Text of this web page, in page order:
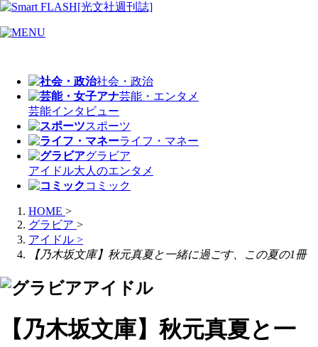
社会・政治
芸能・エンタメ
芸能インタビュー
スポーツ
ライフ・マネー
グラビア
アイドル大人のエンタメ
コミック
HOME >
グラビア >
アイドル >
【乃木坂文庫】秋元真夏と一緒に過ごす、この夏の1冊
アイドル
【乃木坂文庫】秋元真夏と一